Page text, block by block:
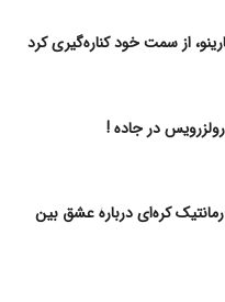
از سمت خود کناره‌گیری کرد
در جاده !
کره‌ای دربارۀ عشق بین